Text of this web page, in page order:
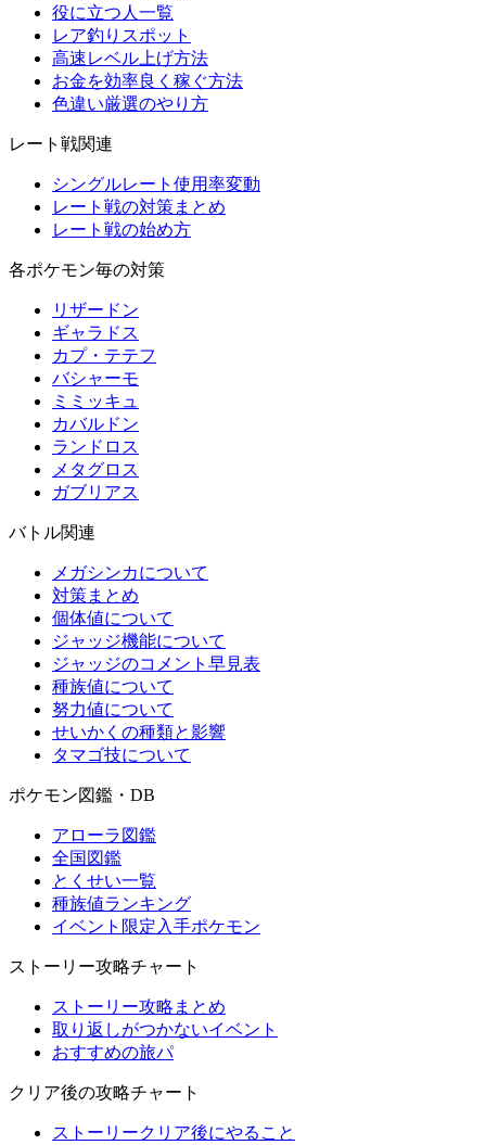
役に立つ人一覧
レア釣りスポット
高速レベル上げ方法
お金を効率良く稼ぐ方法
色違い厳選のやり方
レート戦関連
シングルレート使用率変動
レート戦の対策まとめ
レート戦の始め方
各ポケモン毎の対策
リザードン
ギャラドス
カプ・テテフ
バシャーモ
ミミッキュ
カバルドン
ランドロス
メタグロス
ガブリアス
バトル関連
メガシンカについて
対策まとめ
個体値について
ジャッジ機能について
ジャッジのコメント早見表
種族値について
努力値について
せいかくの種類と影響
タマゴ技について
ポケモン図鑑・DB
アローラ図鑑
全国図鑑
とくせい一覧
種族値ランキング
イベント限定入手ポケモン
ストーリー攻略チャート
ストーリー攻略まとめ
取り返しがつかないイベント
おすすめの旅パ
クリア後の攻略チャート
ストーリークリア後にやること